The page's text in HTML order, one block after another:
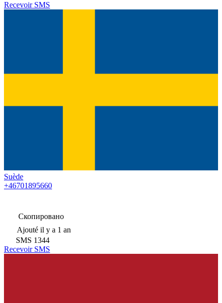
Recevoir SMS
Suède
+46701895660
Скопировано
Ajouté il y a 1 an
SMS 1344
Recevoir SMS